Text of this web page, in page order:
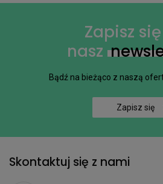
Zapisz
nasz
Bądź na bieżąco z naszą
Zapisz się
Skontaktuj się z nami